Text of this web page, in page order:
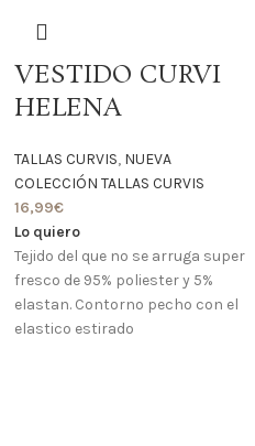
VESTIDO CURVI
HELENA
TALLAS CURVIS, NUEVA
COLECCIÓN TALLAS CURVIS
16,99€
Lo quiero
Tejido del que no se arruga super
fresco de 95% poliester y 5%
elastan. Contorno pecho con el
elastico estirado